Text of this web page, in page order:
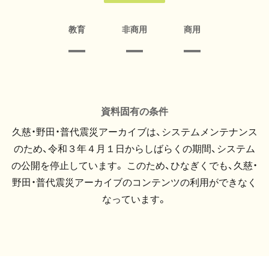
教育 非商用 商用
資料固有の条件
久慈・野田・普代震災アーカイブは、システムメンテナンス
のため、令和３年４月１日からしばらくの期間、システム
の公開を停止しています。 このため、ひなぎくでも、久慈・
野田・普代震災アーカイブのコンテンツの利用ができなく
なっています。